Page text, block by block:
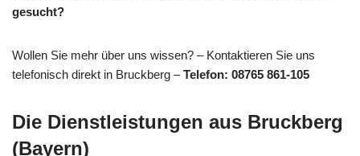
gesucht?
Wollen Sie mehr über uns wissen? – Kontaktieren Sie uns
telefonisch direkt in Bruckberg –Telefon: 08765 861-105
Die Dienstleistungen aus Bruckberg
(Bayern)